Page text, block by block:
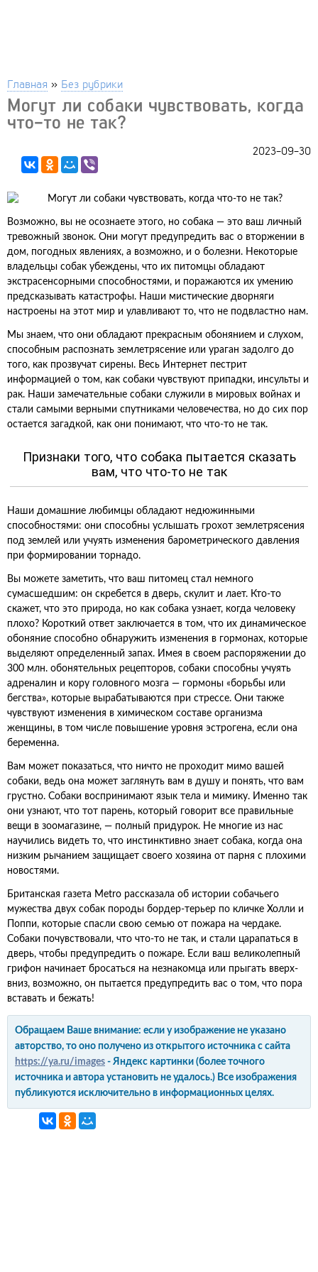
Главная » Без рубрики
Могут ли собаки чувствовать, когда
что-то не так?
2023-09-30
Возможно, вы не осознаете этого, но собака — это ваш личный
тревожный звонок. Они могут предупредить вас о вторжении в
дом, погодных явлениях, а возможно, и о болезни. Некоторые
владельцы собак убеждены, что их питомцы обладают
экстрасенсорными способностями, и поражаются их умению
предсказывать катастрофы. Наши мистические дворняги
настроены на этот мир и улавливают то, что не подвластно нам.
Мы знаем, что они обладают прекрасным обонянием и слухом,
способным распознать землетрясение или ураган задолго до
того, как прозвучат сирены. Весь Интернет пестрит
информацией о том, как собаки чувствуют припадки, инсульты и
рак. Наши замечательные собаки служили в мировых войнах и
стали самыми верными спутниками человечества, но до сих пор
остается загадкой, как они понимают, что что-то не так.
Признаки того, что собака пытается сказать
вам, что что-то не так
Наши домашние любимцы обладают недюжинными
способностями: они способны услышать грохот землетрясения
под землей или учуять изменения барометрического давления
при формировании торнадо.
Вы можете заметить, что ваш питомец стал немного
сумасшедшим: он скребется в дверь, скулит и лает. Кто-то
скажет, что это природа, но как собака узнает, когда человеку
плохо? Короткий ответ заключается в том, что их динамическое
обоняние способно обнаружить изменения в гормонах, которые
выделяют определенный запах. Имея в своем распоряжении до
300 млн. обонятельных рецепторов, собаки способны учуять
адреналин и кору головного мозга — гормоны «борьбы или
бегства», которые вырабатываются при стрессе. Они также
чувствуют изменения в химическом составе организма
женщины, в том числе повышение уровня эстрогена, если она
беременна.
Вам может показаться, что ничто не проходит мимо вашей
собаки, ведь она может заглянуть вам в душу и понять, что вам
грустно. Собаки воспринимают язык тела и мимику. Именно так
они узнают, что тот парень, который говорит все правильные
вещи в зоомагазине, — полный придурок. Не многие из нас
научились видеть то, что инстинктивно знает собака, когда она
низким рычанием защищает своего хозяина от парня с плохими
новостями.
Британская газета Metro рассказала об истории собачьего
мужества двух собак породы бордер-терьер по кличке Холли и
Поппи, которые спасли свою семью от пожара на чердаке.
Собаки почувствовали, что что-то не так, и стали царапаться в
дверь, чтобы предупредить о пожаре. Если ваш великолепный
грифон начинает бросаться на незнакомца или прыгать вверх-
вниз, возможно, он пытается предупредить вас о том, что пора
вставать и бежать!
Обращаем Ваше внимание: если у изображение не указано
авторство, то оно получено из открытого источника с сайта
https://ya.ru/images - Яндекс картинки (более точного
источника и автора установить не удалось.) Все изображения
публикуются исключительно в информационных целях.